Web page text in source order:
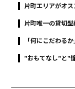
片町エリアがオ
片町唯一の貸切
「何にこだわる
”おもてなし”と”